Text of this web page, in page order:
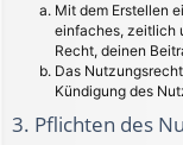
Mit dem Erstellen
einfaches, zeitlich
Recht, deinen
Das
Kündigung des
3. Pflichten des